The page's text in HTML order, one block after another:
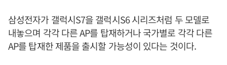
삼성전자가 갤럭시S7을 갤럭시S6 시리즈처럼 두 모델로
내놓으며 각각 다른 AP를 탑재하거나 국가별로 각각 다른
AP를 탑재한 제품을 출시할 가능성이 있다는 것이다.